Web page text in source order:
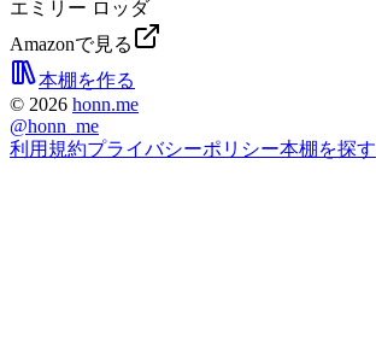
エミリー ロッダ
Amazonで見る
本棚を作る
© 2026 honn.me
@honn_me
利用規約プライバシーポリシー本棚を探す